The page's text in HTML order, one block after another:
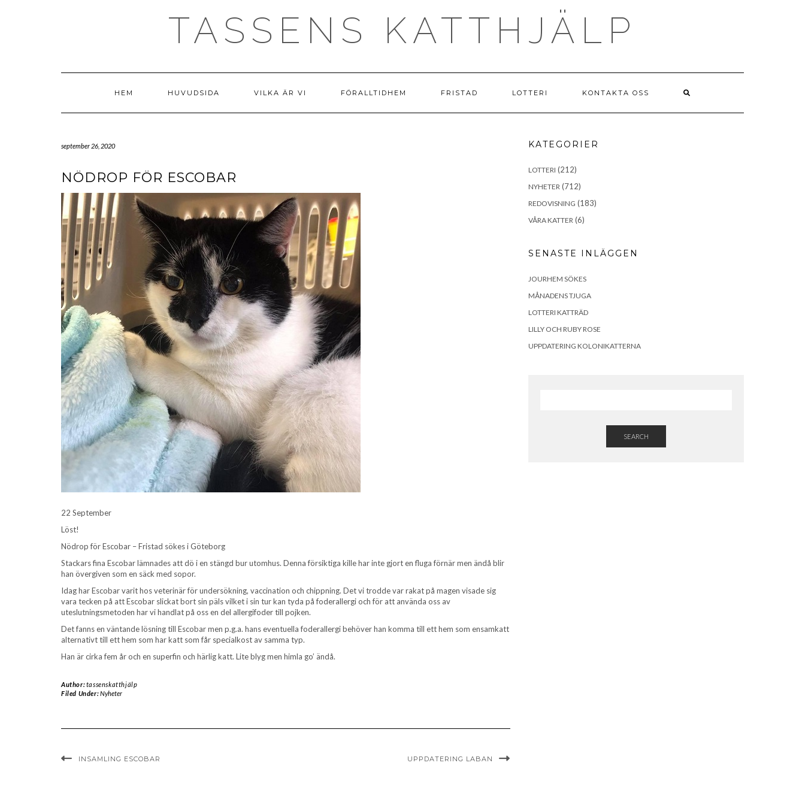
TASSENS KATTHJÄLP
HEM HUVUDSIDA VILKA ÄR VI FÖRALLTIDHEM FRISTAD LOTTERI KONTAKTA OSS
september 26, 2020
NÖDROP FÖR ESCOBAR
22 September
Löst!
Nödrop för Escobar – Fristad sökes i Göteborg
Stackars fina Escobar lämnades att dö i en stängd bur utomhus. Denna försiktiga kille har inte gjort en fluga förnär men ändå blir
han övergiven som en säck med sopor.
Idag har Escobar varit hos veterinär för undersökning, vaccination och chippning. Det vi trodde var rakat på magen visade sig
vara tecken på att Escobar slickat bort sin päls vilket i sin tur kan tyda på foderallergi och för att använda oss av
uteslutningsmetoden har vi handlat på oss en del allergifoder till pojken.
Det fanns en väntande lösning till Escobar men p.g.a. hans eventuella foderallergi behöver han komma till ett hem som ensamkatt
alternativt till ett hem som har katt som får specialkost av samma typ.
Han är cirka fem år och en superfin och härlig katt. Lite blyg men himla go’ ändå.
Author:tassenskatthjälp
Filed Under:Nyheter
INSAMLING ESCOBAR UPPDATERING LABAN
KATEGORIER
LOTTERI (212)
NYHETER (712)
REDOVISNING (183)
VÅRA KATTER (6)
SENASTE INLÄGGEN
JOURHEM SÖKES
MÅNADENS TJUGA
LOTTERI KATTRÄD
LILLY OCH RUBY ROSE
UPPDATERING KOLONIKATTERNA
SEARCH